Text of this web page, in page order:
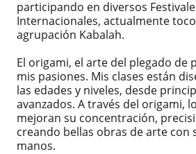
participando en diversos
Internacionales, actualmente
agrupación Kabalah.
El origami, el arte del plegado de
mis pasiones. Mis clases están
las edades y niveles, desde
avanzados. A través del origami,
mejoran su concentración,
creando bellas obras de arte con
manos.